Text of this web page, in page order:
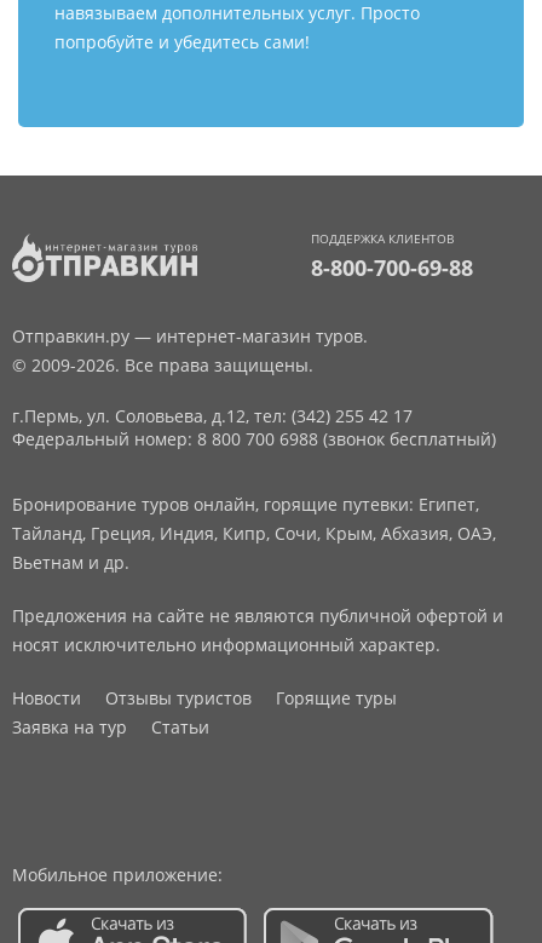
навязываем дополнительных услуг. Просто
попробуйте и убедитесь сами!
ПОДДЕРЖКА КЛИЕНТОВ
8-800-700-69-88
Отправкин.ру — интернет-магазин туров.
© 2009-2026. Все права защищены.
г.Пермь, ул. Соловьева, д.12, тел: (342) 255 42 17
Федеральный номер: 8 800 700 6988 (звонок бесплатный)
Бронирование туров онлайн, горящие путевки: Египет,
Тайланд, Греция, Индия, Кипр, Сочи, Крым, Абхазия, ОАЭ,
Вьетнам и др.
Предложения на сайте не являются публичной офертой и
носят исключительно информационный характер.
Новости Отзывы туристов
Горящие туры
Заявка на тур
Статьи
Мобильное приложение: